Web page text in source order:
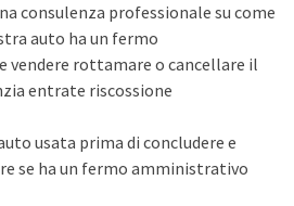
consulenza professionale su come
auto ha un fermo
vendere rottamare o cancellare il
entrate riscossione
usata prima di concludere e
se ha un fermo amministrativo